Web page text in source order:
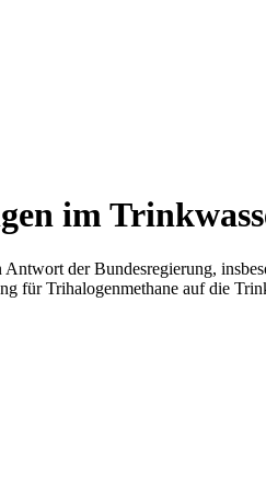
im
der Bundesregierung,
für Trihalogenmethane auf die